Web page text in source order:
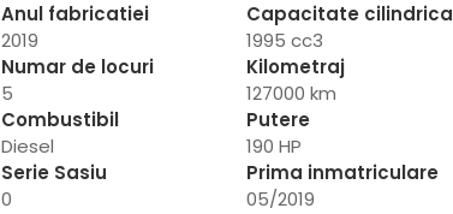
Anul fabricatiei
2019
Capacitate cilindrica
1995 cc3
Numar de locuri
5
Kilometraj
127000 km
Combustibil
Diesel
Putere
190 HP
Serie Sasiu
0
Prima inmatriculare
05/2019